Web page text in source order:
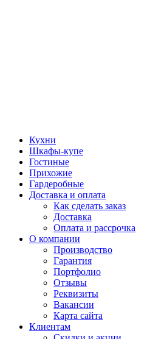
Кухни
Шкафы-купе
Гостиные
Прихожие
Гардеробные
Доставка и оплата
Как сделать заказ
Доставка
Оплата и рассрочка
О компании
Производство
Гарантия
Портфолио
Отзывы
Реквизиты
Вакансии
Карта сайта
Клиентам